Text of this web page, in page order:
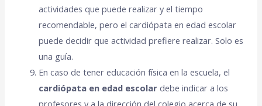
actividades que puede realizar y el tiempo
recomendable, pero el cardiópata en edad escolar
puede decidir que actividad prefiere realizar. Solo es
una guía.
En caso de tener educación física en la escuela, el
cardiópata en edad escolar debe indicar a los